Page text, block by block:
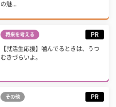
の魅...
将来を考える PR
【就活生応援】噛んでるときは、うつ
むきづらいよ。
その他 PR